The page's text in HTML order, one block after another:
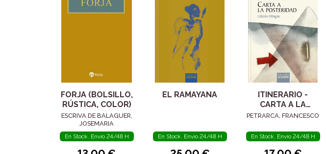
FORJA (BOLSILLO,
RÚSTICA, COLOR)
ESCRIVA DE BALAGUER,
JOSEMARIA
En Stock. Envío 24/48 H
EL RAMAYANA
En Stock. Envío 24/48 H
ITINERARIO -
CARTA A LA
POSTERIDAD
PETRARCA, FRANCESCO
En Stock. Envío 24/48 H